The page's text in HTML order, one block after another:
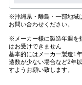
※沖縄県・離島・一部地域
お問い合わせください。
※メーカー様に製造年週を
はお受けできません
基本的にはメーカー製造1
造数が少ない場合など2年
すようお願い致します。